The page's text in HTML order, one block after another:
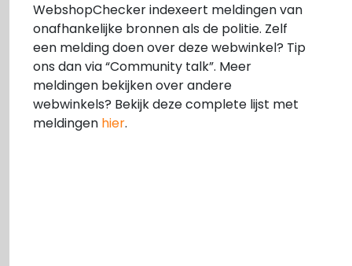
WebshopChecker indexeert meldingen van
onafhankelijke bronnen als de politie. Zelf
een melding doen over deze webwinkel? Tip
ons dan via “Community talk”. Meer
meldingen bekijken over andere
webwinkels? Bekijk deze complete lijst met
meldingen hier.